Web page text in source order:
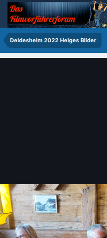
Deidesheim 2022 Helges Bilder